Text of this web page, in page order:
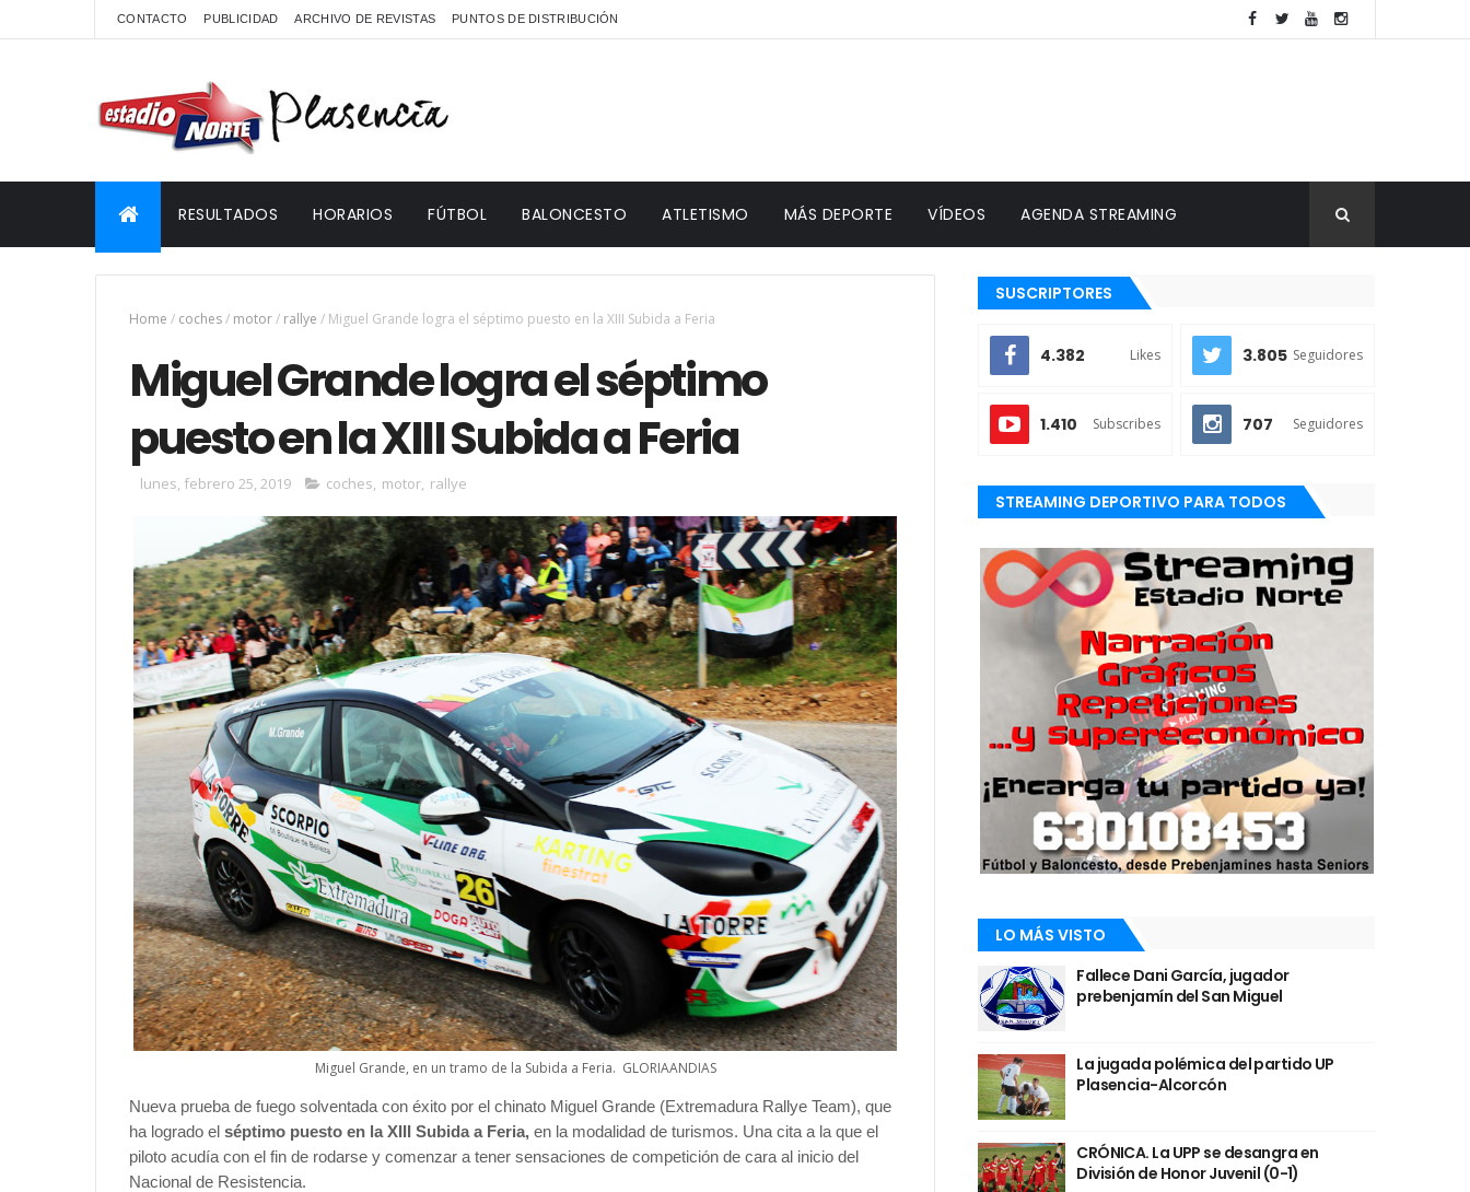
CONTACTO PUBLICIDAD ARCHIVO DE REVISTAS PUNTOS DE DISTRIBUCIÓN
RESULTADOS HORARIOS FÚTBOL BALONCESTO ATLETISMO MÁS DEPORTE VÍDEOS AGENDA STREAMING
Home / coches/ motor/ rallye / Miguel Grande logra el séptimo puesto en la XIII Subida a Feria
Miguel Grande logra el séptimo
puesto en la XIII Subida a Feria
lunes, febrero 25, 2019 coches, motor, rallye
Miguel Grande, en un tramo de la Subida a Feria. GLORIAANDIAS
Nueva prueba de fuego solventada con éxito por el chinato Miguel Grande (Extremadura Rallye Team), que
ha logrado el séptimo puesto en la XIII Subida a Feria, en la modalidad de turismos. Una cita a la que el
piloto acudía con el fin de rodarse y comenzar a tener sensaciones de competición de cara al inicio del
Nacional de Resistencia.
SUSCRIPTORES
4.382 Likes 3.805 Seguidores
1.410 Subscribes 707 Seguidores
STREAMING DEPORTIVO PARA TODOS
LO MÁS VISTO
Fallece Dani García, jugador
prebenjamín del San Miguel
La jugada polémica del partido UP
Plasencia-Alcorcón
CRÓNICA. La UPP se desangra en
División de Honor Juvenil (0-1)